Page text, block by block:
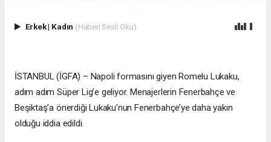
Erkek| Kadın (Haberi Sesli Oku)
İSTANBUL (İGFA) – Napoli formasını giyen Romelu Lukaku,
adım adım Süper Lig’e geliyor. Menajerlerin Fenerbahçe ve
Beşiktaş’a önerdiği Lukaku’nun Fenerbahçe’ye daha yakın
olduğu iddia edildi.